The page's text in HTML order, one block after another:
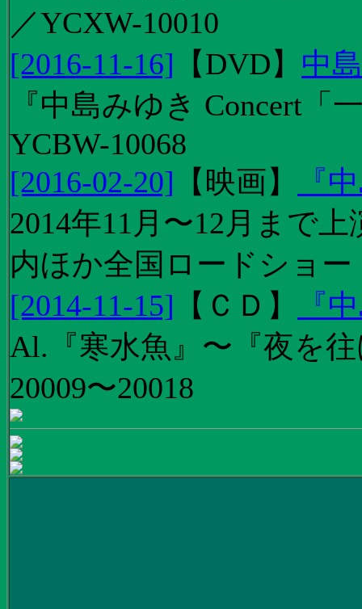
／YCXW-10010
[2016-11-16] 【DVD】 中
『中島みゆき Concert
YCBW-10068
[2016-02-20] 【 映画】
『
2014年11月〜12月まで
内ほか全国ロードショー
[2014-11-15] 【 ＣＤ 】
『
Al.『寒水魚』〜『夜を
20009〜20018